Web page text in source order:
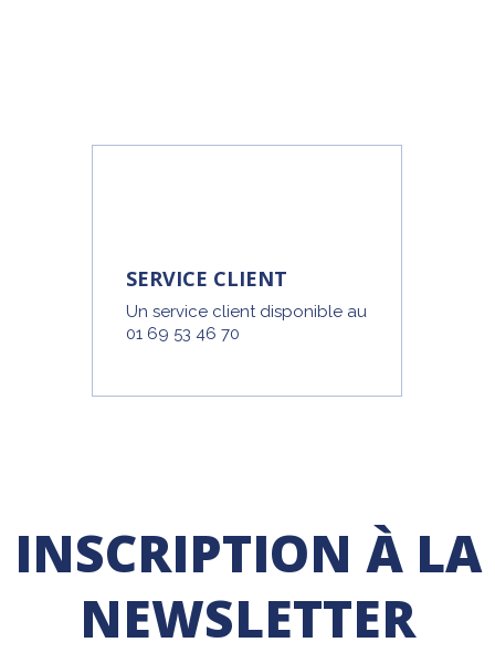
SERVICE CLIENT
Un service client disponible au
01 69 53 46 70
INSCRIPTION À LA
NEWSLETTER